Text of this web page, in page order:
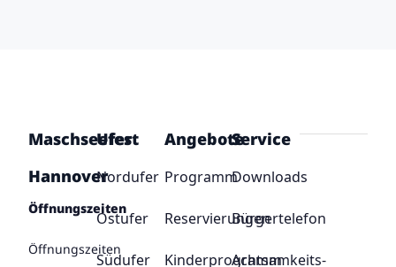
Maschseefest
Hannover
Öffnungszeiten
Öffnungszeiten
Ufer
Nordufer
Ostufer
Südufer
Angebote
Programm
Reservierungen
Kinderprogramm
Service
Downloads
Bürgertelefon
Achtsamkeits-